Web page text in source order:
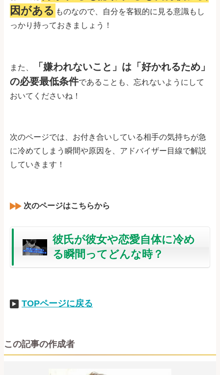
因がある ものなので、自分を客観的に見る意識もし
っかり持っておきましょう！
また、
「嫌われないこと」は「好かれるため」
の必要最低条件であることも、忘れないようにして
おいてくださいね！
次のページでは、お付き合いしている相手の気持ちが急
に冷めてしまう瞬間や原因を、アドバイザー目線で解説
していきます！
次のページはこちらから
彼氏が彼女や恋愛自体に冷め
る瞬間ってどんな時？
TOPページに戻る
この記事の作成者